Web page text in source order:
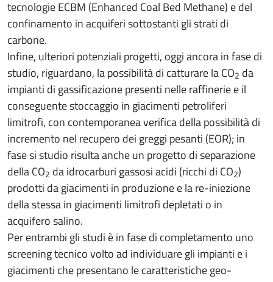
tecnologie ECBM (Enhanced Coal Bed Methane) e del
confinamento in acquiferi sottostanti gli strati di
carbone.
Infine, ulteriori potenziali progetti, oggi ancora in fase di
studio, riguardano, la possibilità di catturare la CO2 da
impianti di gassificazione presenti nelle raffinerie e il
conseguente stoccaggio in giacimenti petroliferi
limitrofi, con contemporanea verifica della possibilità di
incremento nel recupero dei greggi pesanti (EOR); in
fase si studio risulta anche un progetto di separazione
della CO2 da idrocarburi gassosi acidi (ricchi di CO2)
prodotti da giacimenti in produzione e la re-iniezione
della stessa in giacimenti limitrofi depletati o in
acquifero salino.
Per entrambi gli studi è in fase di completamento uno
screening tecnico volto ad individuare gli impianti e i
giacimenti che presentano le caratteristiche geo-